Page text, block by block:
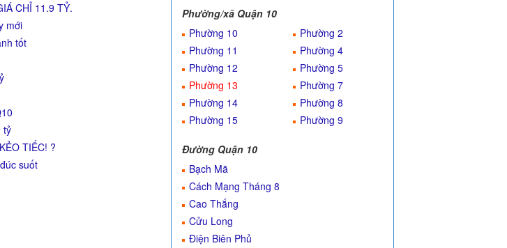
CHỈ 11.9 TỶ.
mới
tốt
tỷ
TIẾC! ?
suốt
Phường/xã Quận 10
Phường 10
Phường 11
Phường 12
Phường 13
Phường 14
Phường 15
Phường 2
Phường 4
Phường 5
Phường 7
Phường 8
Phường 9
Đường Quận 10
Bạch Mã
Cách Mạng Tháng 8
Cao Thắng
Cửu Long
Điện Biên Phủ